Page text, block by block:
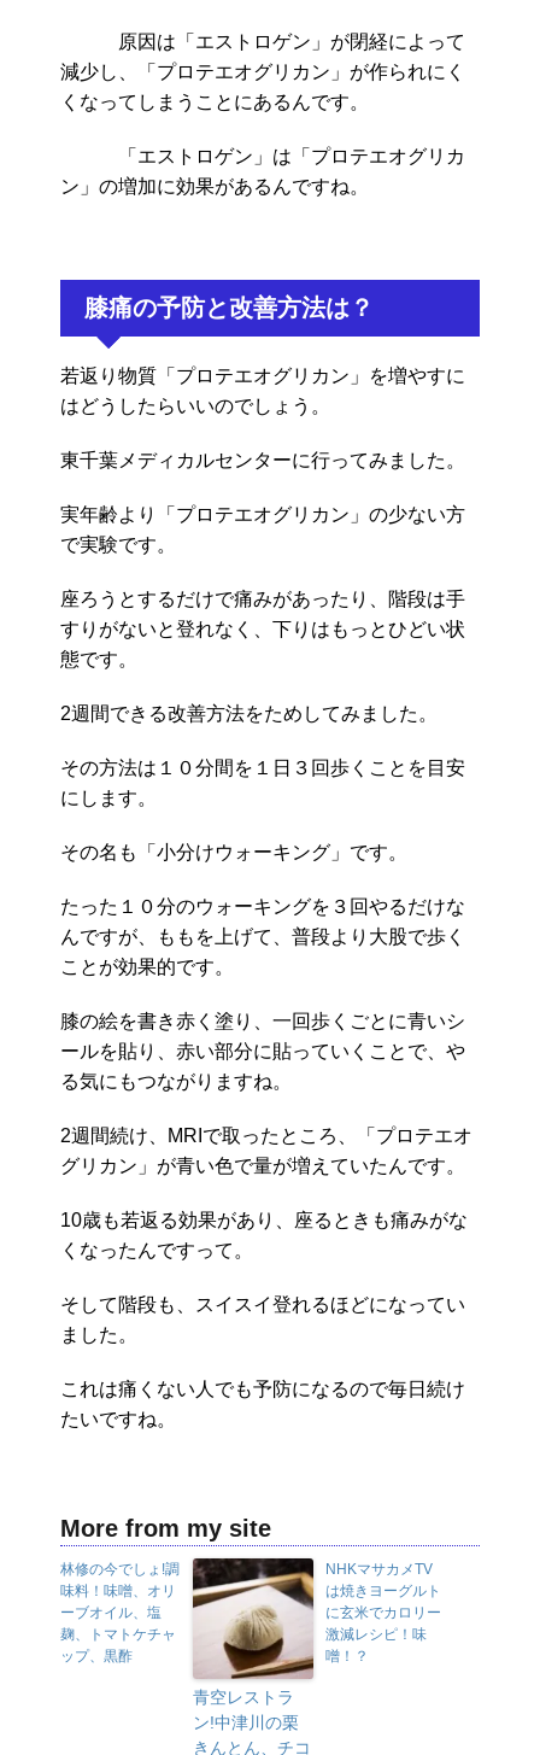
原因は「エストロゲン」が閉経によって
減少し、「プロテエオグリカン」が作られにく
くなってしまうことにあるんです。
「エストロゲン」は「プロテエオグリカ
ン」の増加に効果があるんですね。
膝痛の予防と改善方法は？
若返り物質「プロテエオグリカン」を増やすに
はどうしたらいいのでしょう。
東千葉メディカルセンターに行ってみました。
実年齢より「プロテエオグリカン」の少ない方
で実験です。
座ろうとするだけで痛みがあったり、階段は手
すりがないと登れなく、下りはもっとひどい状
態です。
2週間できる改善方法をためしてみました。
その方法は１０分間を１日３回歩くことを目安
にします。
その名も「小分けウォーキング」です。
たった１０分のウォーキングを３回やるだけな
んですが、ももを上げて、普段より大股で歩く
ことが効果的です。
膝の絵を書き赤く塗り、一回歩くごとに青いシ
ールを貼り、赤い部分に貼っていくことで、や
る気にもつながりますね。
2週間続け、MRIで取ったところ、「プロテエオ
グリカン」が青い色で量が増えていたんです。
10歳も若返る効果があり、座るときも痛みがな
くなったんですって。
そして階段も、スイスイ登れるほどになってい
ました。
これは痛くない人でも予防になるので毎日続け
たいですね。
More from my site
林修の今でしょ!調
味料！味噌、オリ
ーブオイル、塩
麹、トマトケチャ
ップ、黒酢
青空レストラ
ン!中津川の栗
きんとん、チコ
NHKマサカメTV
は焼きヨーグルト
に玄米でカロリー
激減レシピ！味
噌！？